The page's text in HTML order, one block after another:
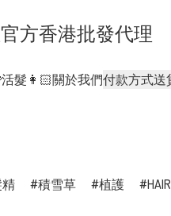
方香港批發代理
髮👩🏻關於我們付款方式送
積雪草 植護